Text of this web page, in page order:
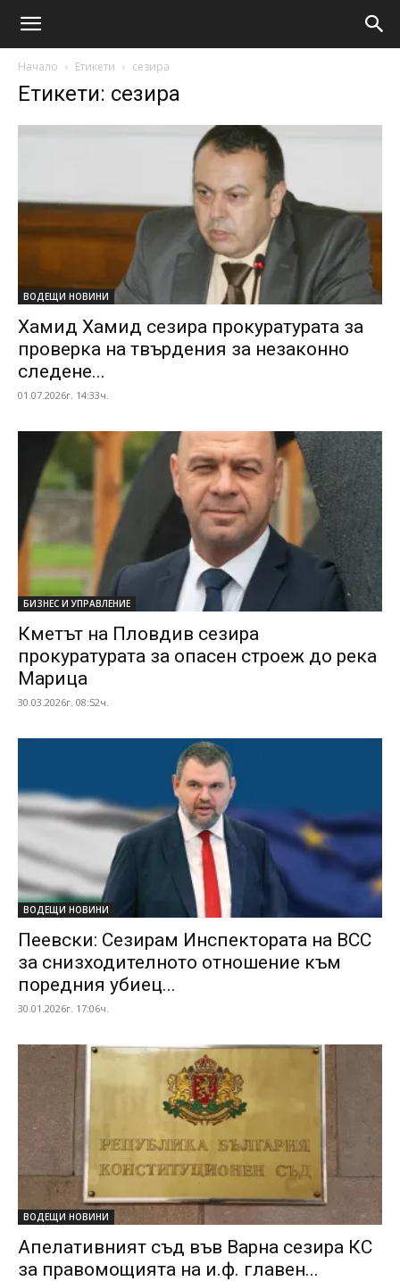
Начало Етикети сезира
Етикети: сезира
ВОДЕЩИ НОВИНИ
Хамид Хамид сезира прокуратурата за
проверка на твърдения за незаконно
следене...
01.07.2026г. 14:33ч.
БИЗНЕС И УПРАВЛЕНИЕ
Кметът на Пловдив сезира
прокуратурата за опасен строеж до река
Марица
30.03.2026г. 08:52ч.
ВОДЕЩИ НОВИНИ
Пеевски: Сезирам Инспектората на ВСС
за снизходителното отношение към
поредния убиец...
30.01.2026г. 17:06ч.
ВОДЕЩИ НОВИНИ
Апелативният съд във Варна сезира КС
за правомощията на и.ф. главен...